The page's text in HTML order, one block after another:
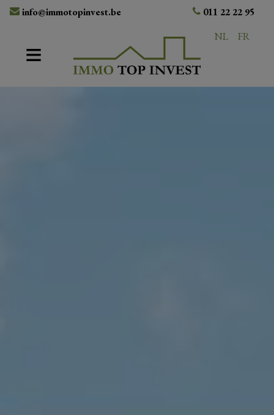
info@immotopinvest.be
011 22 22 95
NL
FR